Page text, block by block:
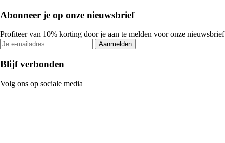
Abonneer je op onze nieuwsbrief
Profiteer van 10% korting door je aan te melden voor onze nieuwsbrief
Aanmelden
Blijf verbonden
Volg ons op sociale media